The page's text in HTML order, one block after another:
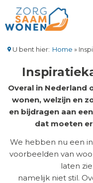
naar
de
gaanU bent hier: Home
Overal in Nederland
wonen, welzijn en
en bijdragen aan
dat moeten
We hebben nu een
voorbeelden van
laten
namelijk niet stil.